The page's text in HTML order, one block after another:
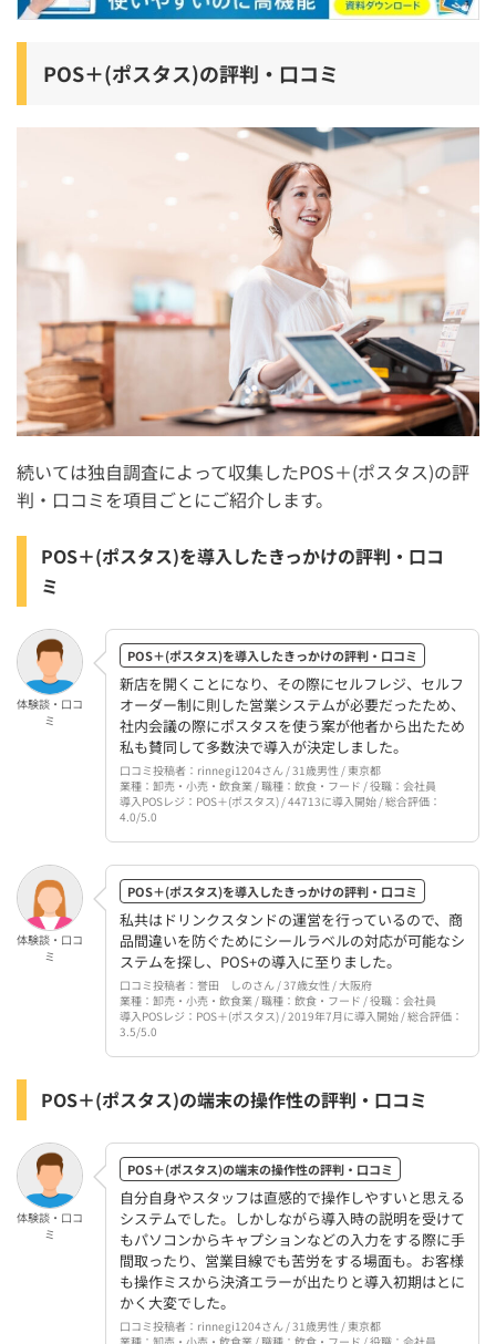
POS＋(ポスタス)の導入後の顧客満足度の評判・口コミ
POS＋(ポスタス)を他のPOSレジサービスと比較
POSレジに迷った方必見！あなたに最適なサービスを30秒
POS＋(ポスタス)の導入費用・料金
POS＋ retail【小売店】
POS＋ food【飲食店】
POS＋ beauty【美容・サロン】
POS＋ healthcare【クリニック・整体院】
POS＋(ポスタス)を導入するメリット・デメリット
POS＋(ポスタス)を導入するメリット
POS＋(ポスタス)を導入するデメリット
IT導入補助金の条件や手続きは事前に確認しておく
iPadのOS要件に注意
決済端末は別で契約する必要がある
店内のネットワークは光回線推奨
オフラインでも売上保持できるがアップロードは復旧後に
POS＋(ポスタス)はこんな店舗・事業者におすすめ
POS＋(ポスタス)の基本情報
POS＋(ポスタス)を導入するまでの手順・流れ
POS＋(ポスタス)の評判・口コミに関するよくある質問
POS＋(ポスタス)のレジ端末や周辺機器は使いにくい？動
作が遅い？
POS＋(ポスタス)を提供しているポスタス株式会社は上場
ポスタス株式会社の評判・口コミは？年収や残業は？激
務？
まとめ：POS＋(ポスタス)の評判・口コミ【メリット・
デメリットや費用も解説】
POS＋(ポスタス)の評判・口コミ
続いては独自調査によって収集したPOS＋(ポスタス)の評
判・口コミを項目ごとにご紹介します。
POS＋(ポスタス)を導入したきっかけの評判・口コ
ミ
体験談・口コ
ミ
POS＋(ポスタス)を導入したきっかけの評判・口コミ
新店を開くことになり、その際にセルフレジ、セルフ
オーダー制に則した営業システムが必要だったため、
社内会議の際にポスタスを使う案が他者から出たため
私も賛同して多数決で導入が決定しました。
口コミ投稿者：rinnegi1204さん / 31歳男性 / 東京都
業種：卸売・小売・飲食業 / 職種：飲食・フード / 役職：会社員
導入POSレジ：POS＋(ポスタス) / 44713に導入開始 / 総合評価：
4.0/5.0
体験談・口コ
ミ
POS＋(ポスタス)を導入したきっかけの評判・口コミ
私共はドリンクスタンドの運営を行っているので、商
品間違いを防ぐためにシールラベルの対応が可能なシ
ステムを探し、POS+の導入に至りました。
口コミ投稿者：誉田 しのさん / 37歳女性 / 大阪府
業種：卸売・小売・飲食業 / 職種：飲食・フード / 役職：会社員
導入POSレジ：POS＋(ポスタス) / 2019年7月に導入開始 / 総合評価：
3.5/5.0
POS＋(ポスタス)の端末の操作性の評判・口コミ
体験談・口コ
ミ
POS＋(ポスタス)の端末の操作性の評判・口コミ
自分自身やスタッフは直感的で操作しやすいと思える
システムでした。しかしながら導入時の説明を受けて
もパソコンからキャプションなどの入力をする際に手
間取ったり、営業目線でも苦労をする場面も。お客様
も操作ミスから決済エラーが出たりと導入初期はとに
かく大変でした。
口コミ投稿者：rinnegi1204さん / 31歳男性 / 東京都